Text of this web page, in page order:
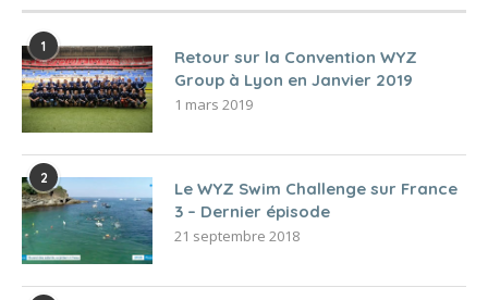
1
Retour sur la Convention WYZ
Group à Lyon en Janvier 2019
1 mars 2019
2
Le WYZ Swim Challenge sur France
3 – Dernier épisode
21 septembre 2018